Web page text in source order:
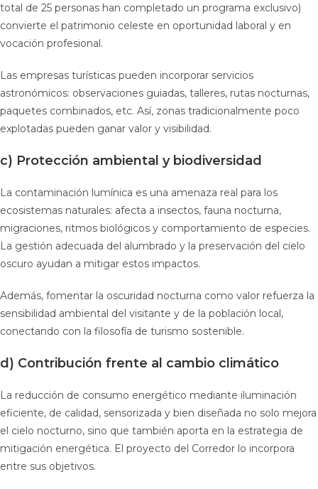
total de 25 personas han completado un programa exclusivo)
convierte el patrimonio celeste en oportunidad laboral y en
vocación profesional.
Las empresas turísticas pueden incorporar servicios
astronómicos: observaciones guiadas, talleres, rutas nocturnas,
paquetes combinados, etc. Así, zonas tradicionalmente poco
explotadas pueden ganar valor y visibilidad.
c) Protección ambiental y biodiversidad
La contaminación lumínica es una amenaza real para los
ecosistemas naturales: afecta a insectos, fauna nocturna,
migraciones, ritmos biológicos y comportamiento de especies.
La gestión adecuada del alumbrado y la preservación del cielo
oscuro ayudan a mitigar estos impactos.
Además, fomentar la oscuridad nocturna como valor refuerza la
sensibilidad ambiental del visitante y de la población local,
conectando con la filosofía de turismo sostenible.
d) Contribución frente al cambio climático
La reducción de consumo energético mediante iluminación
eficiente, de calidad, sensorizada y bien diseñada no solo mejora
el cielo nocturno, sino que también aporta en la estrategia de
mitigación energética. El proyecto del Corredor lo incorpora
entre sus objetivos.